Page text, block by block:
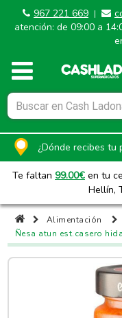
967 221 669 |
atención: de 09:00 a
¿Dónde recibes tu
Te faltan 99.00€ en tu
Hellín,
Alimentación
Ñesa atun est.casero